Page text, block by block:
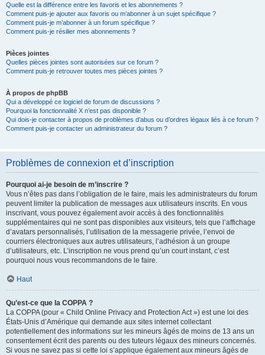
Quelle est la différence entre les favoris et les abonnements ?
Comment puis-je ajouter aux favoris ou m’abonner à un sujet spécifique ?
Comment puis-je m’abonner à un forum spécifique ?
Comment puis-je résilier mes abonnements ?
Pièces jointes
Quelles pièces jointes sont autorisées sur ce forum ?
Comment puis-je retrouver toutes mes pièces jointes ?
À propos de phpBB
Qui a développé ce logiciel de forum de discussions ?
Pourquoi la fonctionnalité X n’est pas disponible ?
Qui dois-je contacter à propos de problèmes d’abus ou d’ordres légaux liés à ce forum ?
Comment puis-je contacter un administrateur du forum ?
Problèmes de connexion et d’inscription
Pourquoi ai-je besoin de m’inscrire ?
Vous n’êtes pas dans l’obligation de le faire, mais les administrateurs du forum
peuvent limiter la publication de messages aux utilisateurs inscrits. En vous
inscrivant, vous pouvez également avoir accès à des fonctionnalités
supplémentaires qui ne sont pas disponibles aux visiteurs, tels que l’affichage
d’avatars personnalisés, l’utilisation de la messagerie privée, l’envoi de
courriers électroniques aux autres utilisateurs, l’adhésion à un groupe
d’utilisateurs, etc. L’inscription ne vous prend qu’un court instant, c’est
pourquoi nous vous recommandons de le faire.
Haut
Qu’est-ce que la COPPA ?
La COPPA (pour « Child Online Privacy and Protection Act ») est une loi des
États-Unis d’Amérique qui demande aux sites internet collectant
potentiellement des informations sur les mineurs âgés de moins de 13 ans un
consentement écrit des parents ou des tuteurs légaux des mineurs concernés.
Si vous ne savez pas si cette loi s’applique également aux mineurs âgés de